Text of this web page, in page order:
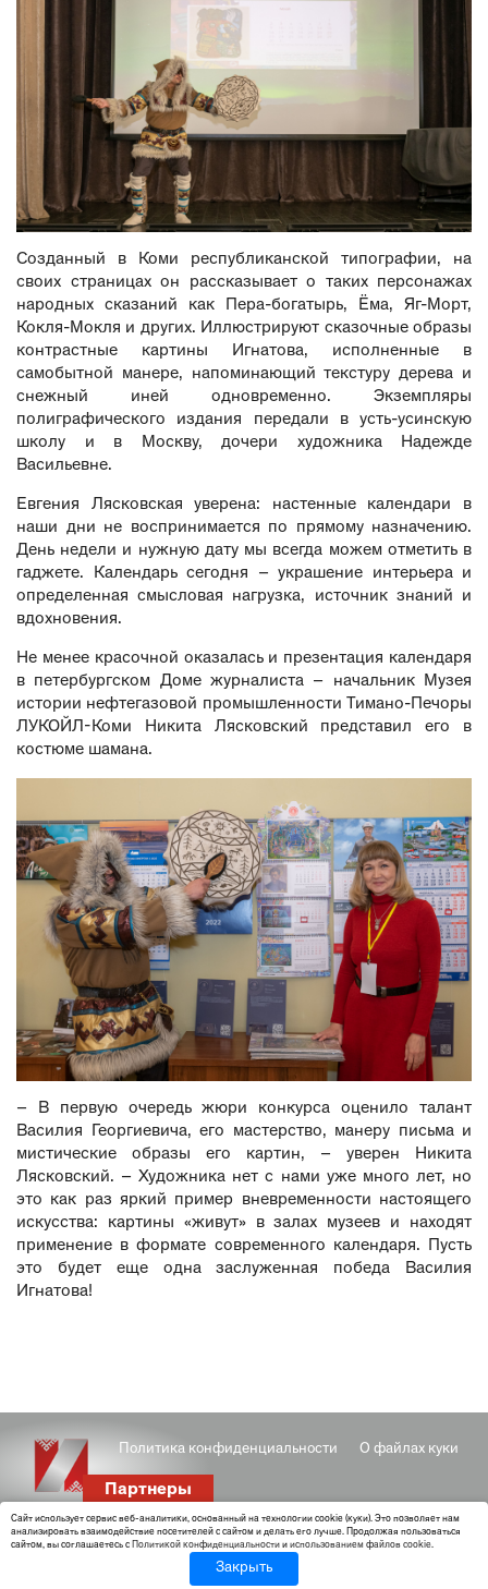
Созданный в Коми республиканской типографии, на
своих страницах он рассказывает о таких персонажах
народных сказаний как Пера-богатырь, Ёма, Яг-Морт,
Кокля-Мокля и других. Иллюстрируют сказочные образы
контрастные картины Игнатова, исполненные в
самобытной манере, напоминающий текстуру дерева и
снежный иней одновременно. Экземпляры
полиграфического издания передали в усть-усинскую
школу и в Москву, дочери художника Надежде
Васильевне.
Евгения Лясковская уверена: настенные календари в
наши дни не воспринимается по прямому назначению.
День недели и нужную дату мы всегда можем отметить в
гаджете. Календарь сегодня – украшение интерьера и
определенная смысловая нагрузка, источник знаний и
вдохновения.
Не менее красочной оказалась и презентация календаря
в петербургском Доме журналиста – начальник Музея
истории нефтегазовой промышленности Тимано-Печоры
ЛУКОЙЛ-Коми Никита Лясковский представил его в
костюме шамана.
– В первую очередь жюри конкурса оценило талант
Василия Георгиевича, его мастерство, манеру письма и
мистические образы его картин, – уверен Никита
Лясковский. – Художника нет с нами уже много лет, но
это как раз яркий пример вневременности настоящего
искусства: картины «живут» в залах музеев и находят
применение в формате современного календаря. Пусть
это будет еще одна заслуженная победа Василия
Игнатова!
Политика конфиденциальности О файлах куки
Партнеры
Cайт использует сервис веб-аналитики, основанный на технологии cookie (куки). Это позволяет нам
анализировать взаимодействие посетителей с сайтом и делать его лучше. Продолжая пользоваться
сайтом, вы соглашаетесь с
Политикой конфиденциальности и использованием файлов cookie.
Закрыть